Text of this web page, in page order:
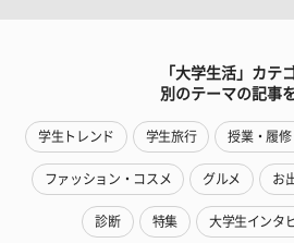
「大学生活」カテ
別のテーマの記事
学生トレンド 学生旅行 授業・履修
ファッション・コスメ グルメ お
診断 特集 大学生インタ